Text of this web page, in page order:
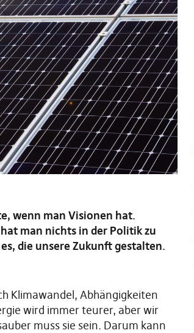
wenn man Visionen hat.
man nichts in der Politik zu
die unsere Zukunft gestalten.
Klimawandel, Abhängigkeiten
wird immer teurer, aber wir
muss sie sein. Darum kann